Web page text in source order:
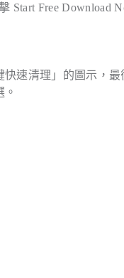
擊 Start Free Download
快速清理」的圖示，